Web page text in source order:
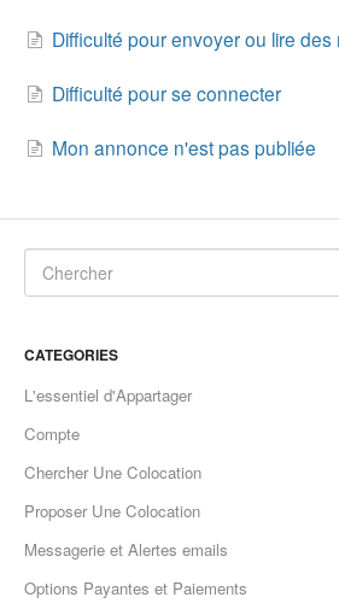
Difficulté pour envoyer ou lire des
Difficulté pour se connecter
Mon annonce n'est pas publiée
CATEGORIES
L'essentiel d'Appartager
Compte
Chercher Une Colocation
Proposer Une Colocation
Messagerie et Alertes emails
Options Payantes et Paiements